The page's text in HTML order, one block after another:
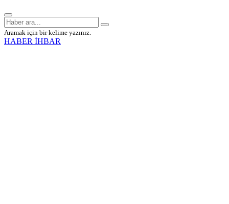
Aramak için bir kelime yazınız.
HABER İHBAR